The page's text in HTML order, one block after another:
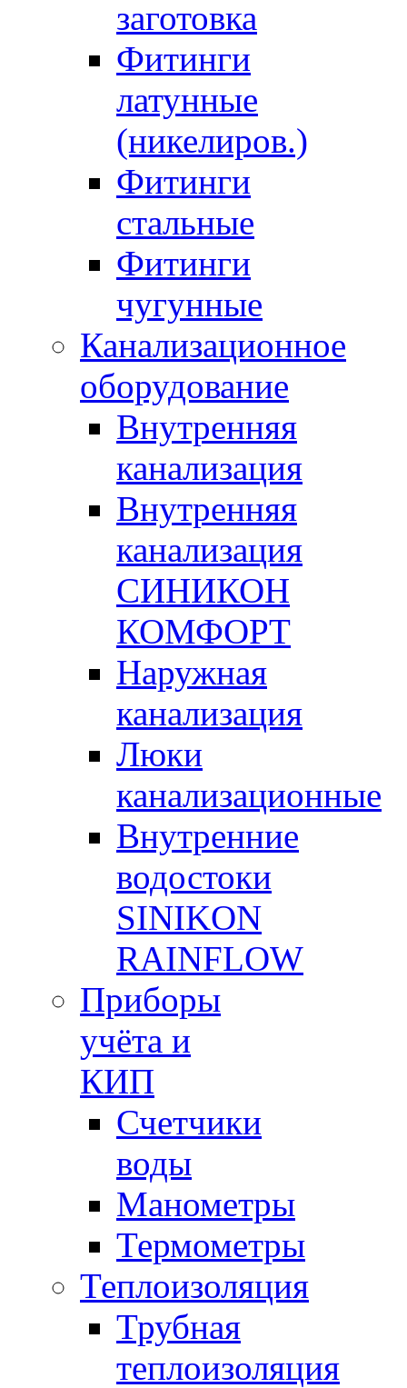
заготовка
Фитинги
латунные
(никелиров.)
Фитинги
стальные
Фитинги
чугунные
Канализационное
оборудование
Внутренняя
канализация
Внутренняя
канализация
СИНИКОН
КОМФОРТ
Наружная
канализация
Люки
канализационные
Внутренние
водостоки
SINIKON
RAINFLOW
Приборы
учёта и
КИП
Счетчики
воды
Манометры
Термометры
Теплоизоляция
Трубная
теплоизоляция